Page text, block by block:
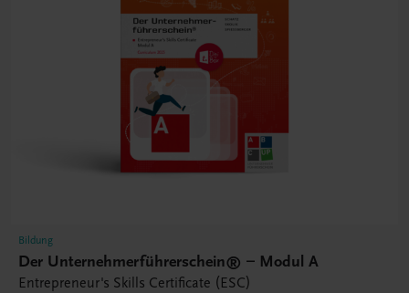
Bildung
Der Unternehmerführerschein® – Modul A
Entrepreneur's Skills Certificate (ESC)